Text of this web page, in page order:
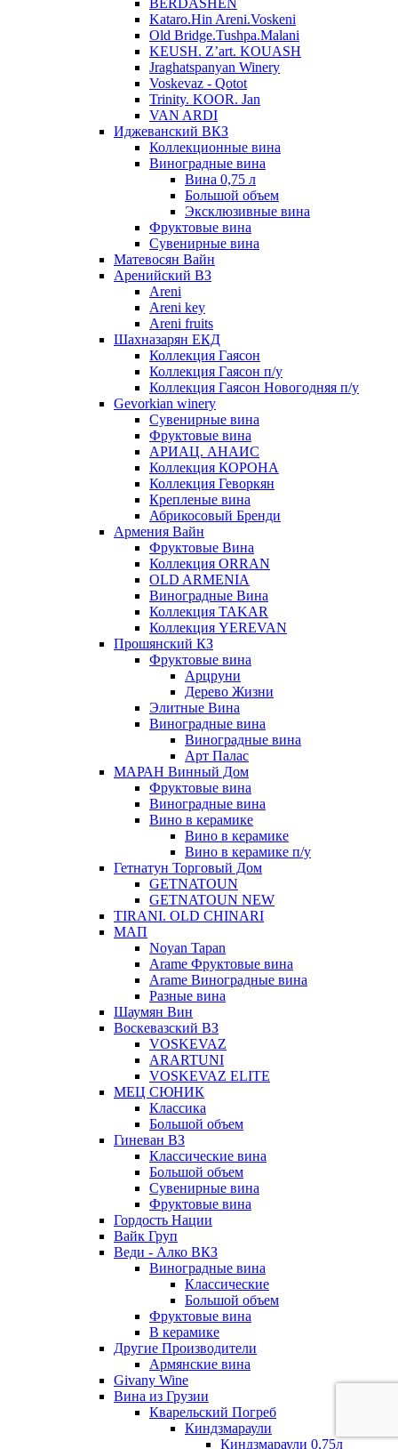
BERDASHEN
Kataro.Hin Areni.Voskeni
Old Bridge.Tushpa.Malani
KEUSH. Z’art. KOUASH
Jraghatspanyan Winery
Voskevaz - Qotot
Trinity. KOOR. Jan
VAN ARDI
Иджеванский ВКЗ
Коллекционные вина
Виноградные вина
Вина 0,75 л
Большой объем
Эксклюзивные вина
Фруктовые вина
Cувенирные вина
Матевосян Вайн
Аренийский ВЗ
Areni
Areni key
Areni fruits
Шахназарян ЕКД
Коллекция Гаясон
Коллекция Гаясон п/у
Коллекция Гаясон Новогодняя п/у
Gevorkian winery
Сувенирные вина
Фруктовые вина
АРИАЦ. АНАИС
Коллекция КОРОНА
Коллекция Геворкян
Крепленые вина
Абрикосовый Бренди
Армения Вайн
Фруктовые Вина
Коллекция ORRAN
OLD ARMENIA
Виноградные Вина
Коллекция TAKAR
Коллекция YEREVAN
Прошянский КЗ
Фруктовые вина
Арцруни
Дерево Жизни
Элитные Вина
Виноградные вина
Виноградные вина
Арт Палас
МАРАН Винный Дом
Фруктовые вина
Виноградные вина
Вино в керамике
Вино в керамике
Вино в керамике п/у
Гетнатун Торговый Дом
GETNATOUN
GETNATOUN NEW
TIRANI. OLD CHINARI
МАП
Noyan Tapan
Arame Фруктовые вина
Arame Виноградные вина
Разные вина
Шаумян Вин
Воскевазский ВЗ
VOSKEVAZ
ARARTUNI
VOSKEVAZ ELITE
МЕЦ СЮНИК
Классика
Большой объем
Гиневан ВЗ
Классические вина
Большой объем
Сувенирные вина
Фруктовые вина
Гордость Нации
Вайк Груп
Веди - Алко ВКЗ
Виноградные вина
Классические
Большой объем
Фруктовые вина
В керамике
Другие Производители
Армянские вина
Givany Wine
Вина из Грузии
Кварельский Погреб
Киндзмараули
Киндзмараули 0,75л